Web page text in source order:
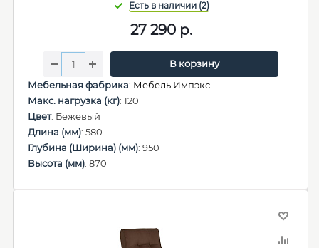
27 290р.
В корзину
Мебельная фабрика: Мебель Импэкс
Макс. нагрузка (кг): 120
Цвет: Бежевый
Длина (мм): 580
Глубина (Ширина) (мм): 950
Высота (мм): 870